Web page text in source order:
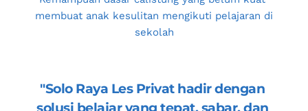
membuat anak kesulitan mengikuti pelajaran di
sekolah
"Solo Raya Les Privat hadir dengan